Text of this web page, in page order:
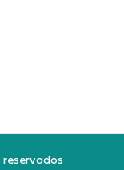
reservados